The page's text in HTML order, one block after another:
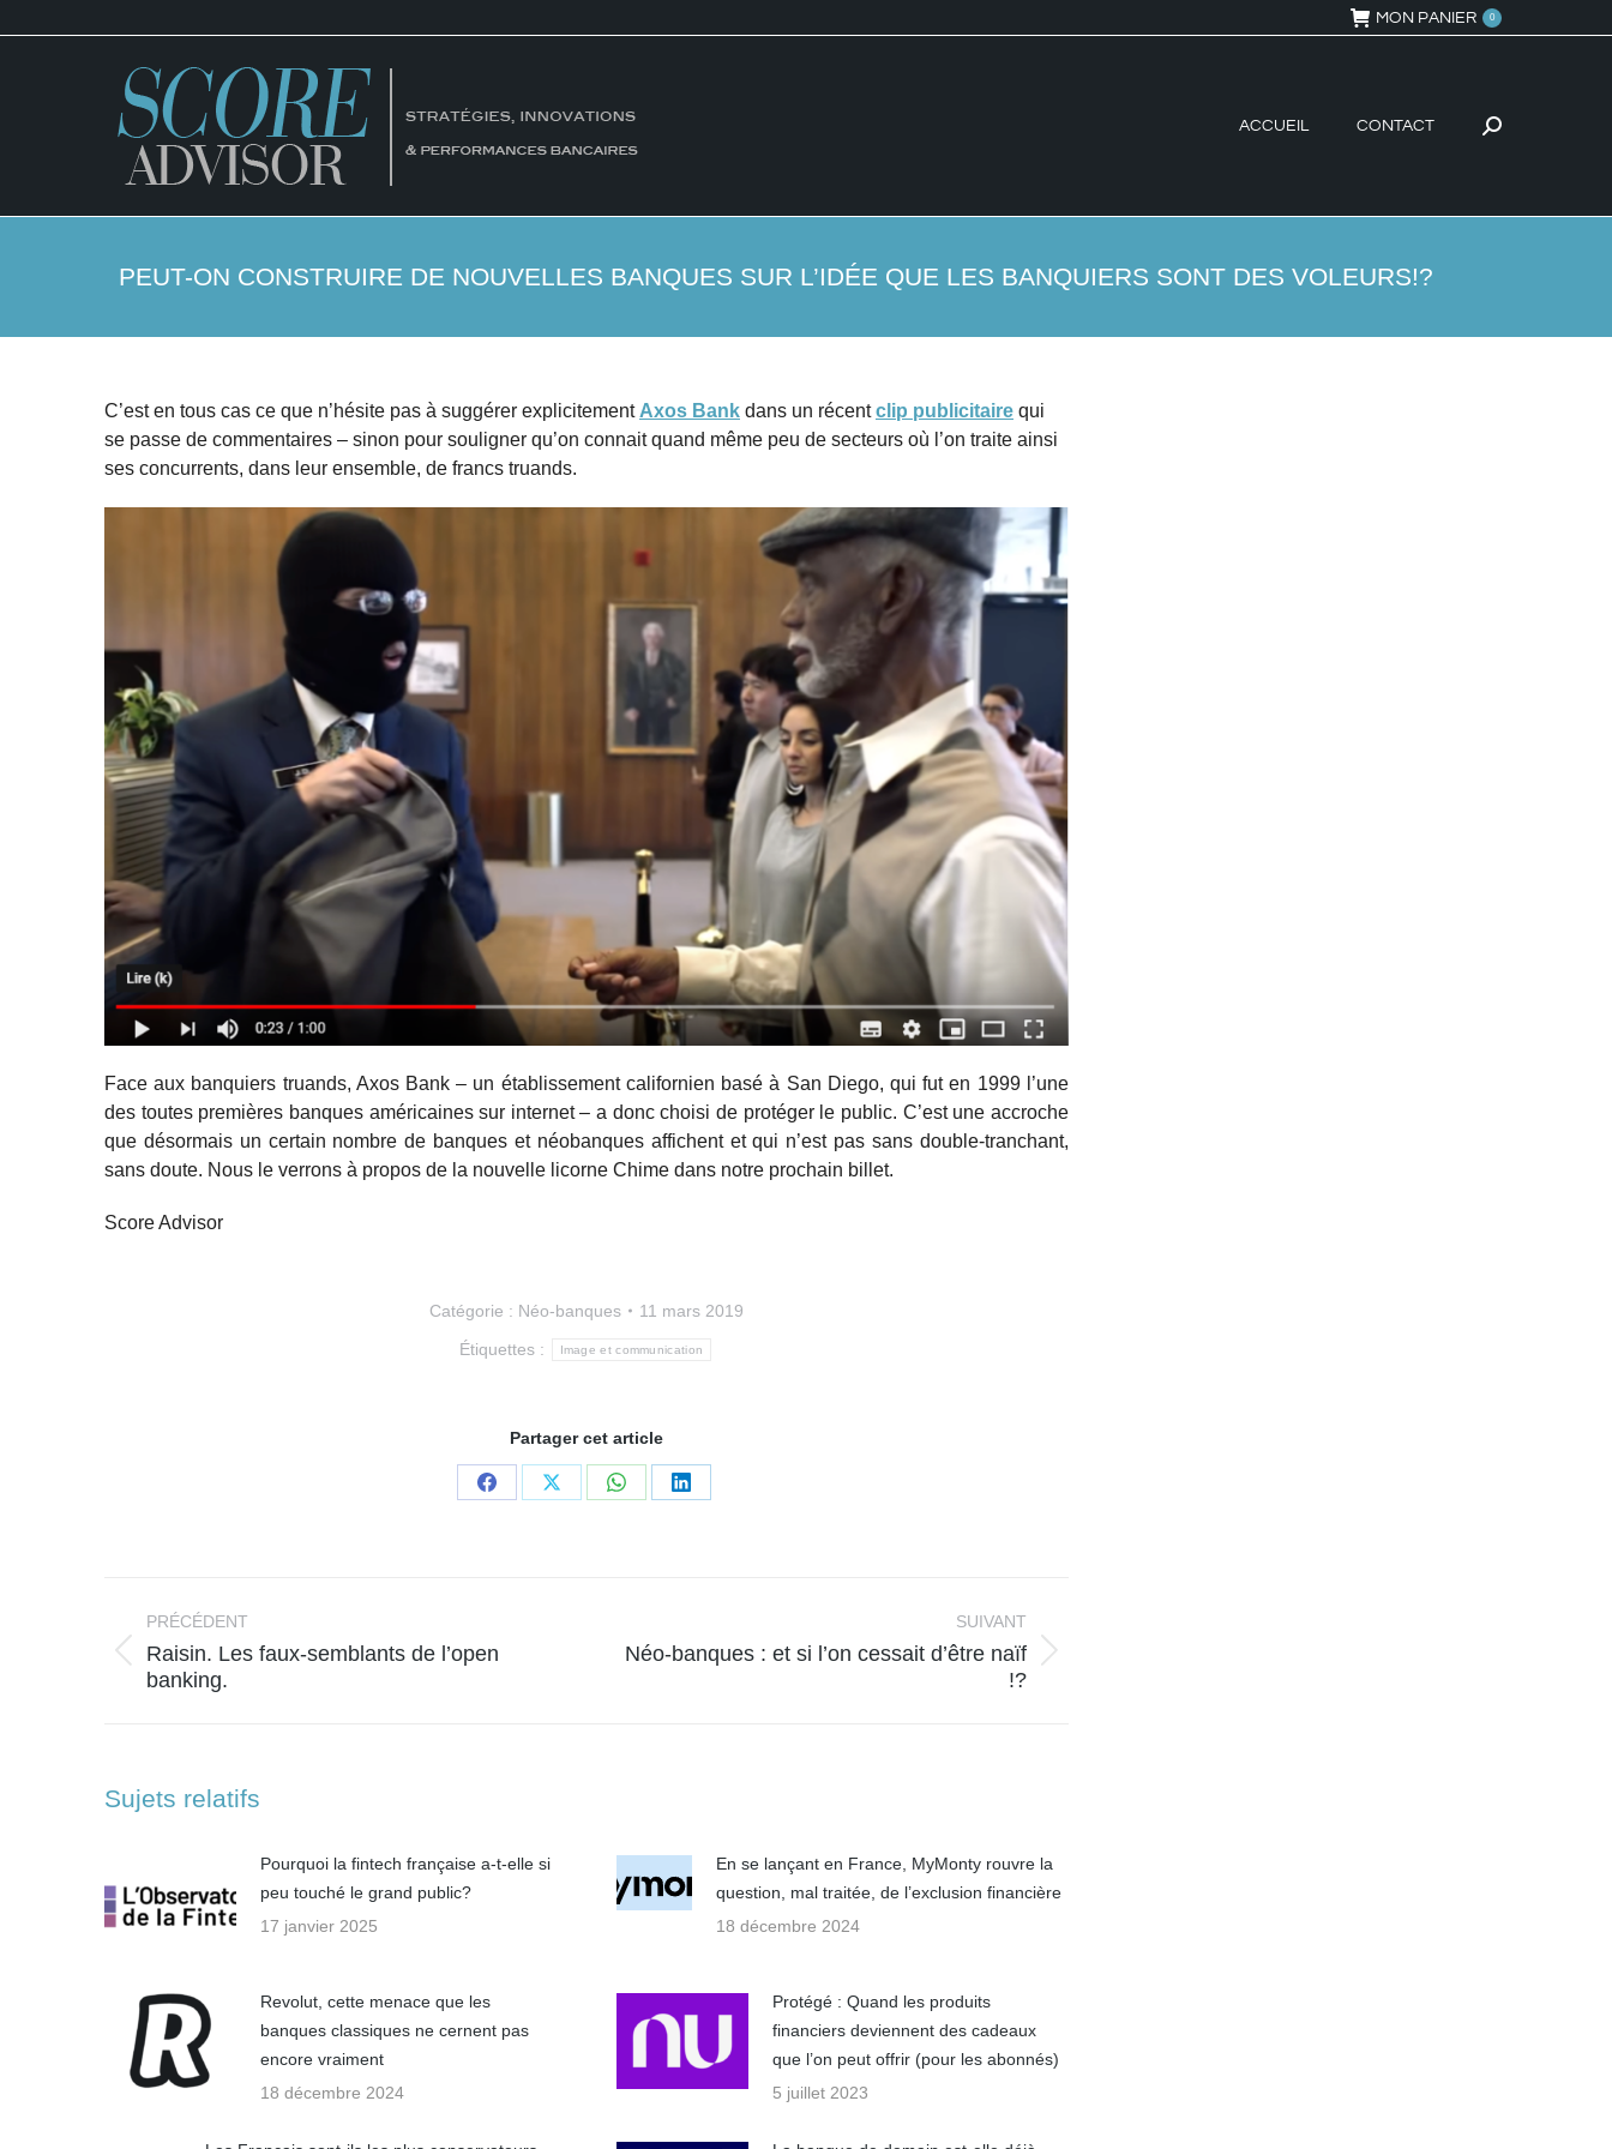
MON PANIER 0
ACCUEIL CONTACT
Recherche
PEUT-ON CONSTRUIRE DE NOUVELLES BANQUES SUR L’IDÉE QUE LES BANQUIERS SONT DES VOLEURS!?
C’est en tous cas ce que n’hésite pas à suggérer explicitement Axos Bank dans un récentclip publicitaire qui
se passe de commentaires – sinon pour souligner qu’on connait quand même peu de secteurs où l’on traite ainsi
ses concurrents, dans leur ensemble, de francs truands.
Face aux banquiers truands, Axos Bank – un établissement californien basé à San Diego, qui fut en 1999 l’une
des toutes premières banques américaines sur internet – a donc choisi de protéger le public. C’est une accroche
que désormais un certain nombre de banques et néobanques affichent et qui n’est pas sans double-tranchant,
sans doute. Nous le verrons à propos de la nouvelle licorne Chime dans notre prochain billet.
Score Advisor
Catégorie : Néo-banques 11 mars 2019
Étiquettes : Image et communication
Partager cet article
PartagerPartagerPartagerPartager
article
PRÉCÉDENT
Article
précédent
Raisin. Les faux-semblants de l’open
banking.
SUIVANT
Article
Néo-banques : et si l’on cessait d’être naïf
!?
Sujets relatifs
Pourquoi la fintech française a-t-elle si
peu touché le grand public?
17 janvier 2025
En se lançant en France, MyMonty rouvre la
question, mal traitée, de l’exclusion financière
18 décembre 2024
Revolut, cette menace que les
banques classiques ne cernent pas
encore vraiment
18 décembre 2024
Protégé : Quand les produits
financiers deviennent des cadeaux
que l’on peut offrir (pour les abonnés)
5 juillet 2023